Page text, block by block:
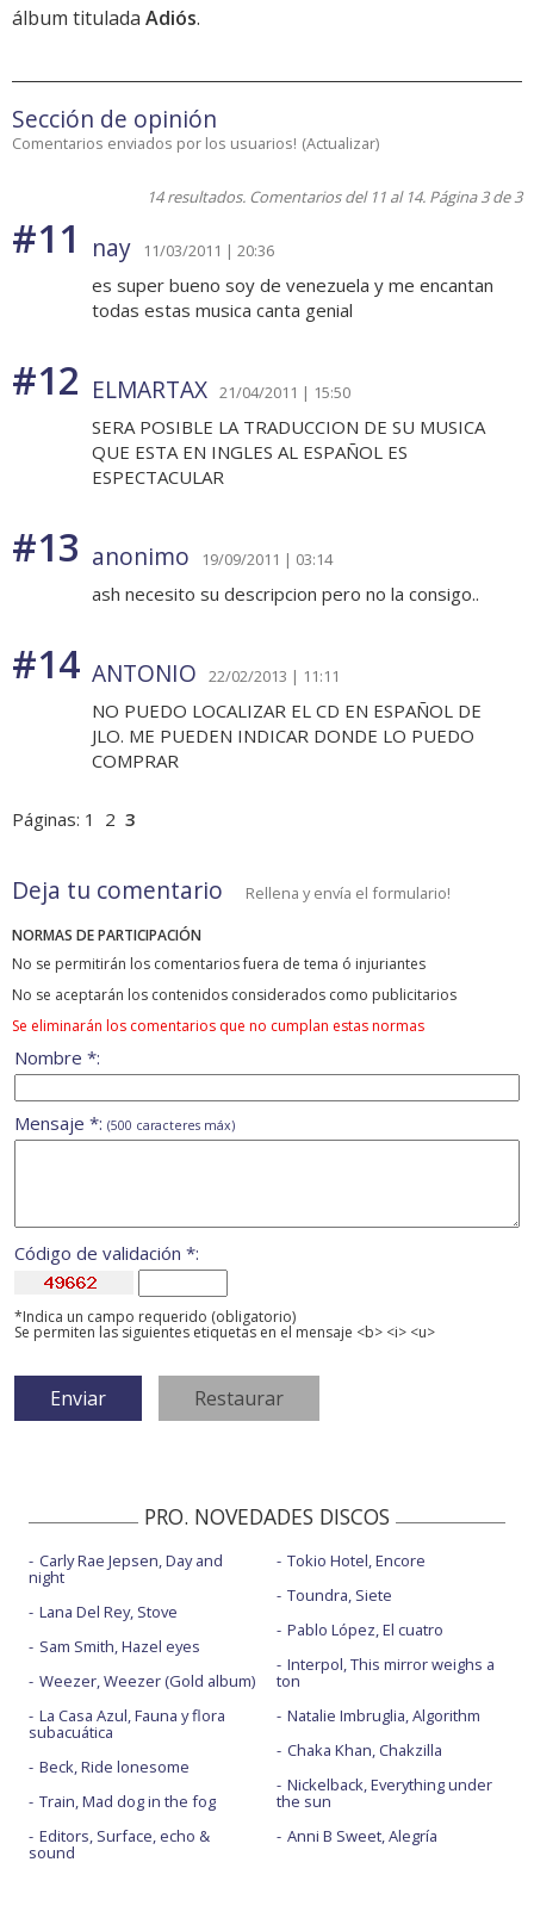
álbum titulada Adiós.
Sección de opinión
Comentarios enviados por los usuarios! (Actualizar)
14 resultados. Comentarios del 11 al 14. Página 3 de 3
#11 nay 11/03/2011 | 20:36
es super bueno soy de venezuela y me encantan
todas estas musica canta genial
#12 ELMARTAX 21/04/2011 | 15:50
SERA POSIBLE LA TRADUCCION DE SU MUSICA
QUE ESTA EN INGLES AL ESPAÑOL ES
ESPECTACULAR
#13 anonimo 19/09/2011 | 03:14
ash necesito su descripcion pero no la consigo..
#14 ANTONIO 22/02/2013 | 11:11
NO PUEDO LOCALIZAR EL CD EN ESPAÑOL DE
JLO. ME PUEDEN INDICAR DONDE LO PUEDO
COMPRAR
Páginas: 1 2 3
Deja tu comentario Rellena y envía el formulario!
NORMAS DE PARTICIPACIÓN
No se permitirán los comentarios fuera de tema ó injuriantes
No se aceptarán los contenidos considerados como publicitarios
Se eliminarán los comentarios que no cumplan estas normas
Nombre *:
Mensaje *: (500 caracteres máx)
Código de validación *:
*Indica un campo requerido (obligatorio)
Se permiten las siguientes etiquetas en el mensaje <b> <i> <u>
PRO. NOVEDADES DISCOS
Carly Rae Jepsen, Day and
night
Lana Del Rey, Stove
Sam Smith, Hazel eyes
Weezer, Weezer (Gold album)
La Casa Azul, Fauna y flora
subacuática
Beck, Ride lonesome
Train, Mad dog in the fog
Editors, Surface, echo &
sound
Tokio Hotel, Encore
Toundra, Siete
Pablo López, El cuatro
Interpol, This mirror weighs a
ton
Natalie Imbruglia, Algorithm
Chaka Khan, Chakzilla
Nickelback, Everything under
the sun
Anni B Sweet, Alegría